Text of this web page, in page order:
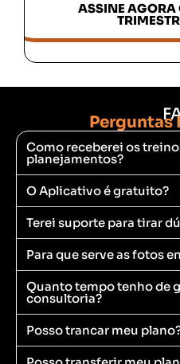
ASSINE AGORA
Perguntas
Como receberei os
planejamentos?
O Aplicativo é gratuito?
Terei suporte para tirar
Para que serve as fotos
Quanto tempo tenho de
consultoria?
Posso trancar meu